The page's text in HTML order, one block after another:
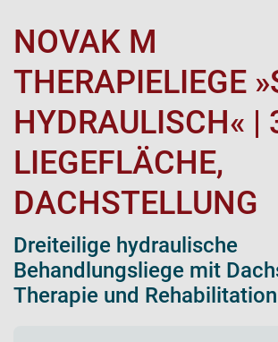
NOVAK M
THERAPIELIEGE
HYDRAULISCH« |
LIEGEFLÄCHE,
DACHSTELLUNG
Dreiteilige hydraulische
Behandlungsliege mit
Therapie und Rehabilitation